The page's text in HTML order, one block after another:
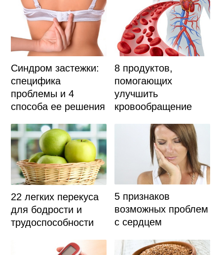
Синдром застежки:
специфика
проблемы и 4
способа ее решения
8 продуктов,
помогающих
улучшить
кровообращение
22 легких перекуса
для бодрости и
трудоспособности
5 признаков
возможных проблем
с сердцем